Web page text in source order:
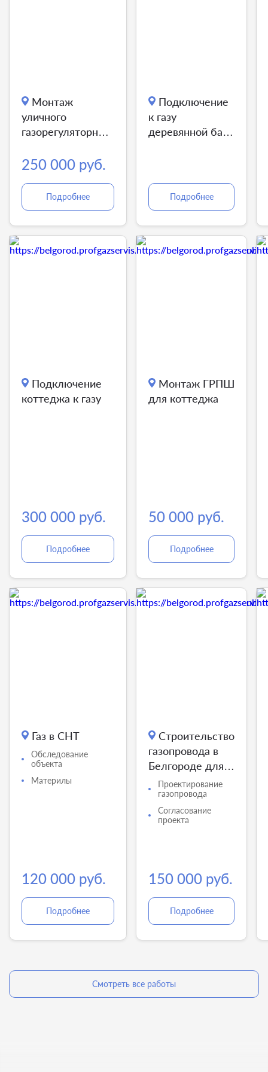
Монтаж
уличного
газорегуляторного
250 000 руб.
Подробнее
Подключение
к газу
деревянной бани
Подробнее
Подключение
коттеджа к газу
300 000 руб.
Подробнее
Монтаж ГРПШ
для коттеджа
50 000 руб.
Подробнее
Газ в СНТ
Обследование
объекта
Материлы
120 000 руб.
Подробнее
Строительство
газопровода в
Белгороде для
юр. лица
Проектирование
газопровода
Согласование
проекта
150 000 руб.
Подробнее
Смотреть все работы